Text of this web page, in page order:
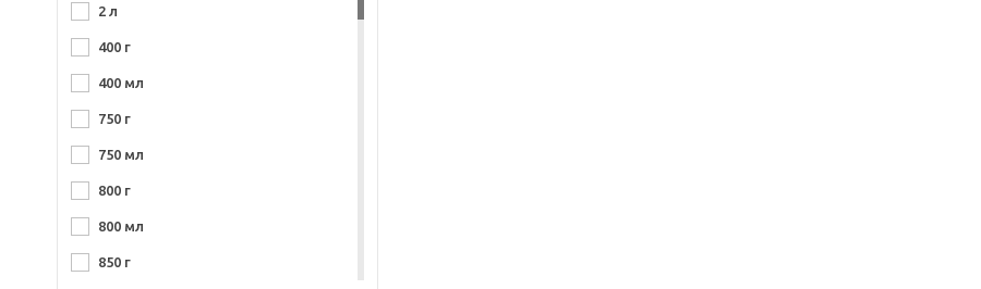
2 л
400 г
400 мл
750 г
750 мл
800 г
800 мл
850 г